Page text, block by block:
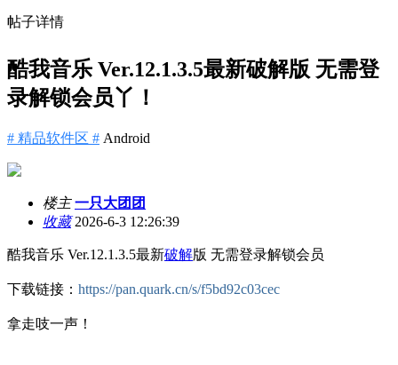
帖子详情
酷我音乐 Ver.12.1.3.5最新破解版 无需登
录解锁会员丫！
# 精品软件区 # Android
楼主 一只大团团
收藏2026-6-3 12:26:39
酷我音乐 Ver.12.1.3.5最新破解版 无需登录解锁会员
下载链接： https://pan.quark.cn/s/f5bd92c03cec
拿走吱一声！